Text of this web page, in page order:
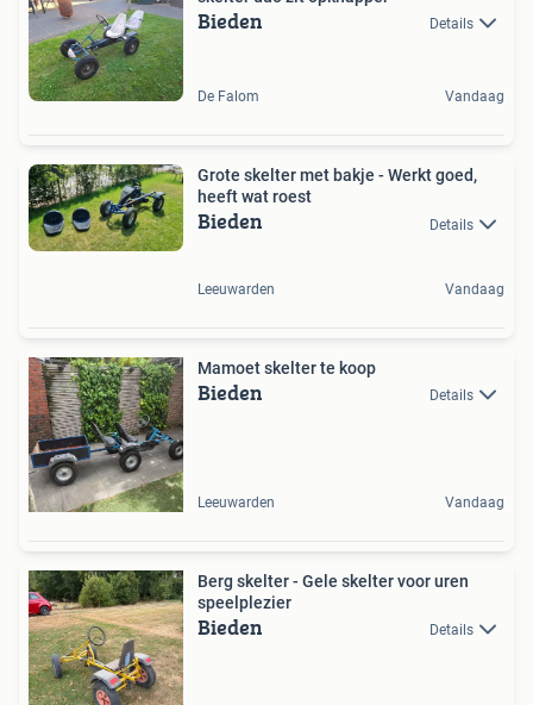
Bieden Details
De Falom Vandaag
Grote skelter met bakje - Werkt goed,
heeft wat roest
Bieden Details
Leeuwarden Vandaag
Mamoet skelter te koop
Bieden Details
Leeuwarden Vandaag
Berg skelter - Gele skelter voor uren
speelplezier
Bieden Details